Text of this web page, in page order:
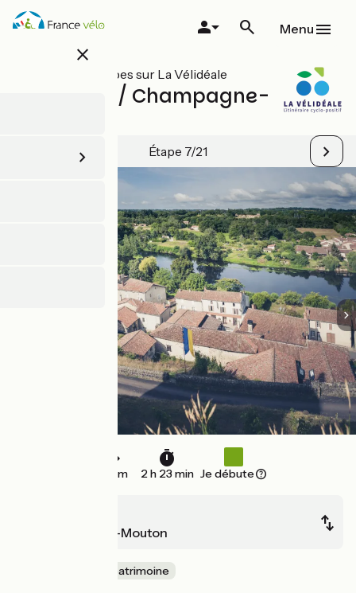
Aller
au
close
Menu
Toutes les étapes sur La Vélidéale
Confolens / Champagne-
Étape 7/21
36 km 2 h 23 min Je débute
Champagne-Mouton
Nature & petit patrimoine